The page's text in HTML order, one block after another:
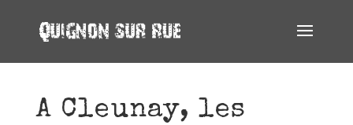
A Cleunay, les